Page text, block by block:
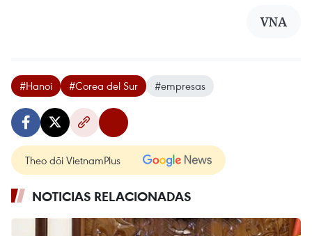
VNA
#Hanoi #Corea del Sur #empresas
Theo dõi VietnamPlus
NOTICIAS RELACIONADAS